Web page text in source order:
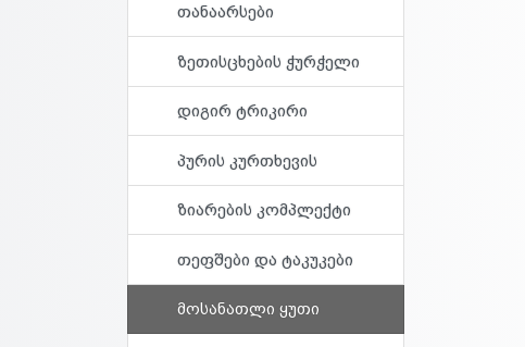
თანაარსები
ზეთისცხების ჭურჭელი
დიგირ ტრიკირი
პურის კურთხევის
ზიარების კომპლექტი
თეფშები და ტაკუკები
მოსანათლი ყუთი